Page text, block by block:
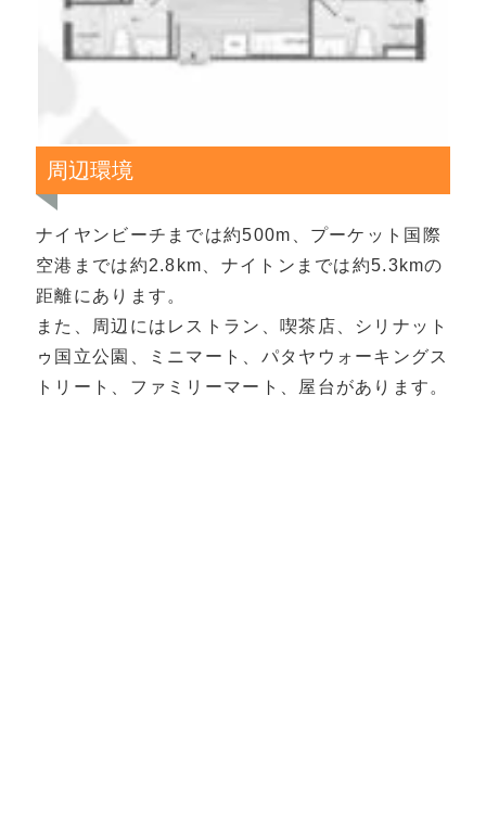
周辺環境
ナイヤンビーチまでは約500m、プーケット国際
空港までは約2.8km、ナイトンまでは約5.3kmの
距離にあります。
また、周辺にはレストラン、喫茶店、シリナット
ゥ国立公園、ミニマート、パタヤウォーキングス
トリート、ファミリーマート、屋台があります。